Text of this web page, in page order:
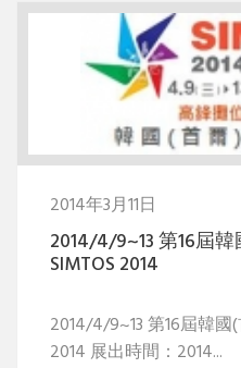
2014年3月11日
2014/4/9~13 第16屆
SIMTOS 2014
2014/4/9~13 第16屆韓
2014 展出時間：2014...